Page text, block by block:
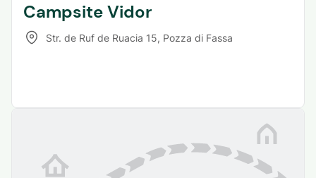
Campsite Vidor
Str. de Ruf de Ruacia 15, Pozza di Fassa